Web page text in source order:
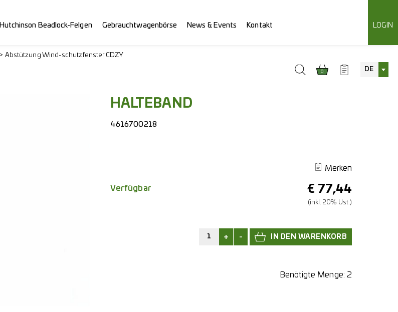
Hutchinson Beadlock-Felgen Gebrauchtwagenbörse News & Events Kontakt LOGIN
0 DE
Abstützung Wind-schutzfenster CDZY
HALTEBAND
4616700218
Merken
€ 77,44
(inkl. 20% Ust.)
Verfügbar
+ -
Benötigte Menge: 2